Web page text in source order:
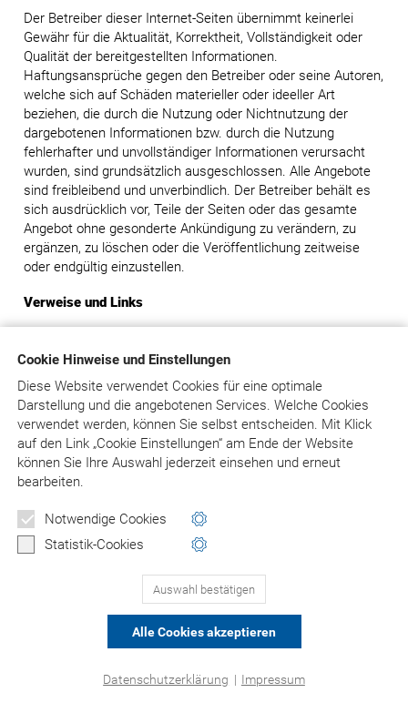
Cookie Hinweise und Einstellungen
Diese Website verwendet Cookies für eine optimale
Darstellung und die angebotenen Services. Welche Cookies
verwendet werden, können Sie selbst entscheiden. Mit Klick
aufden Link „Cookie Einstellungen“ am Ende der Website
können Sie Ihre Auswahl jederzeit einsehen und erneut
bearbeiten.
Notwendige Cookies
Statistik-Cookies
Auswahl bestätigen
Alle Cookies akzeptieren
Datenschutzerklärung | Impressum
Der Betreiber dieser Internet-Seiten übernimmt keinerlei
Gewähr für die Aktualität, Korrektheit, Vollständigkeit oder
Qualität der bereitgestellten Informationen.
Haftungsansprüche gegen den Betreiber oder seine Autoren,
welche sich auf Schäden materieller oder ideeller Art
beziehen, die durch die Nutzung oder Nichtnutzung der
dargebotenen Informationen bzw. durch die Nutzung
fehlerhafter und unvollständiger Informationen verursacht
wurden, sind grundsätzlich ausgeschlossen. Alle Angebote
sind freibleibend und unverbindlich. Der Betreiber behält es
sich ausdrücklich vor, Teile der Seiten oder das gesamte
Angebot ohne gesonderte Ankündigung zu verändern, zu
ergänzen, zu löschen oder die Veröffentlichung zeitweise
oder endgültig einzustellen.
Verweise und Links
Inhalten aller gelinkten/verknüpften Seiten. Diese
Feststellung gilt für alle innerhalb des eigenen
Internetangebotes gesetzten Links und Verweise.
Rechtswirksamkeit dieses Haftungsausschlusses
Dieser Haftungsausschluss ist als Teil des gesamten
Internetangebotes des Betreibers zu betrachten. Sofern
Teile oder einzelne Formulierungen dieses Textes der
geltenden Rechtslage nicht, nicht mehr oder nicht
vollständig entsprechen sollten, bleiben die übrigen Teile des